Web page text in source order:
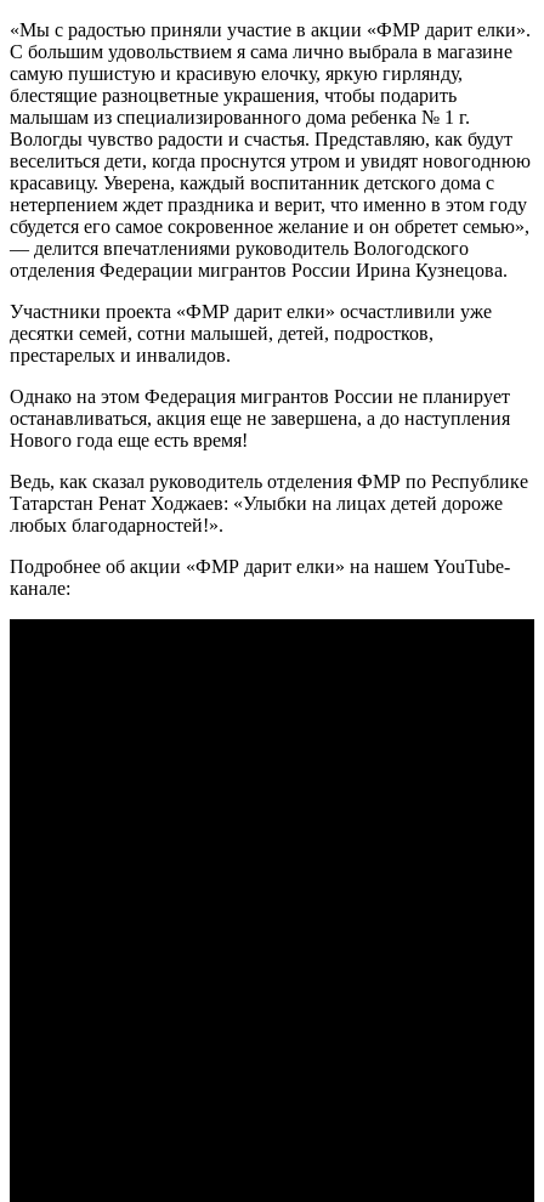
«Мы с радостью приняли участие в акции «ФМР дарит елки».
С большим удовольствием я сама лично выбрала в магазине
самую пушистую и красивую елочку, яркую гирлянду,
блестящие разноцветные украшения, чтобы подарить
малышам из специализированного дома ребенка № 1 г.
Вологды чувство радости и счастья. Представляю, как будут
веселиться дети, когда проснутся утром и увидят новогоднюю
красавицу. Уверена, каждый воспитанник детского дома с
нетерпением ждет праздника и верит, что именно в этом году
сбудется его самое сокровенное желание и он обретет семью»,
— делится впечатлениями руководитель Вологодского
отделения Федерации мигрантов России Ирина Кузнецова.
Участники проекта «ФМР дарит елки» осчастливили уже
десятки семей, сотни малышей, детей, подростков,
престарелых и инвалидов.
Однако на этом Федерация мигрантов России не планирует
останавливаться, акция еще не завершена, а до наступления
Нового года еще есть время!
Ведь, как сказал руководитель отделения ФМР по Республике
Татарстан Ренат Ходжаев: «Улыбки на лицах детей дороже
любых благодарностей!».
Подробнее об акции «ФМР дарит елки» на нашем YouTube-
канале: